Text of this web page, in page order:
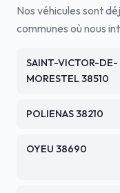
Nos véhicules sont
communes où nous
SAINT-VICTOR-DE-
MORESTEL 38510
POLIENAS 38210
OYEU 38690